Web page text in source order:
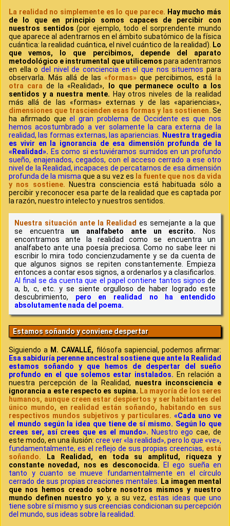
La realidad no simplemente es lo que parece. Hay mucho más
de lo que en principio somos capaces de percibir con
nuestros sentidos (por ejemplo, todo el sorprendente mundo
que aparece al adentrarnos en el ámbito subatómico de la física
cuántica: la realidad cuántica, el nivel cuántico de la realidad).
Lo
que vemos, lo que percibimos, depende del aparato
metodológico e instrumental que utilicemos para adentrarnos
en ella o del nivel de conciencia en el que nos situemos para
observarla. Más allá de las «formas» que percibimos, está
la
otra cara de la «Realidad»,
lo que permanece oculto a los
sentidos y a nuestra mente. Hay otros niveles de la realidad
más allá de las «formas» externas y de las «apariencias»,
dimensiones que trascienden esas formas y las sostienen. Se
ha afirmado queel gran problema de Occidente es que nos
hemos acostumbrado a ver solamente la cara externa de la
realidad, las formas externas, las apariencias.
Nuestra tragedia
es vivir en la ignorancia de esa dimensión profunda de la
«Realidad». Es como si estuviéramos sumidos en un profundo
sueño, enajenados, cegados, con el acceso cerrado a ese otro
nivel de la Realidad, incapaces de percatarnos de esa dimensión
profunda de la misma que a su vez es la fuente que nos da vida
y nos sostiene. Nuestra consciencia está habituada sólo a
percibir y reconocer esa parte de la realidad que es captada por
la razón, nuestro intelecto y nuestros sentidos.
Nuestra situación ante la Realidad es semejante a la que
se encuentra un analfabeto ante un escrito. Nos
encontramos ante la realidad como se encuentra un
analfabeto ante una poesía preciosa. Como no sabe leer ni
escribir lo mira todo concienzudamente y se da cuenta de
que algunos signos se repiten constantemente. Empieza
entonces a contar esos signos, a ordenarlos y a clasificarlos.
Al final se da cuenta que el papel contiene tantos signos de
a, b, c, etc. y se siente orgulloso de haber logrado este
descubrimiento, pero en realidad no ha entendido
absolutamente nada del poema.
Estamos soñando y conviene despertar
Siguiendo a M. CAVALLÉ, filósofa sapiencial, podemos afirmar:
Esa sabiduría perenne ancestral sostiene que ante la Realidad
estamos soñando y que hemos de despertar del sueño
profundo en el que solemos estar instalados. En relación a
nuestra percepción de la Realidad, nuestra inconsciencia e
ignorancia a este respecto es supina. La mayoría de los seres
humanos, aunque creen estar despiertos y ser habitantes del
único mundo, en realidad están soñando, habitando en sus
respectivos mundos subjetivos y particulares. «Cada uno ve
el mundo según la idea que tiene de sí mismo. Según lo que
crees ser, así crees que es el mundo». Nuestro ego cae, de
este modo, en una ilusión: cree ver «la realidad», pero lo que «ve»,
fundamentalmente, es el reflejo de sus propias creencias, está
soñando.
La Realidad, en toda su amplitud, riqueza y
constante novedad, nos es desconocida.
El ego sueña en
tanto y cuanto se mueve fundamentalmente en el círculo
cerrado de sus propias creaciones mentales.
La imagen mental
que nos hemos creado sobre nosotros mismos y nuestro
mundo definen nuestro yo y, a su vez,estas ideas que uno
tiene sobre sí mismo y sus creencias condicionan su percepción
del mundo, sus ideas sobre la realidad.